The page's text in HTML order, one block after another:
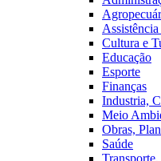
Cultura e
Educação
Esporte
Finanças
Industria,
Meio
Obras,
Saúde